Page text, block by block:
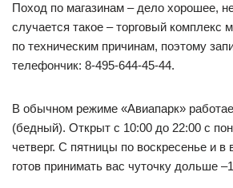
Поход по магазинам – дело хорошее,
случается такое – торговый комплекс
по техническим причинам, поэтому
телефончик: 8-495-644-45-44.
В обычном режиме «Авиапарк»
(бедный). Открыт с 10:00 до 22:00 с
четверг. С пятницы по воскресенье и
готов принимать вас чуточку дольше